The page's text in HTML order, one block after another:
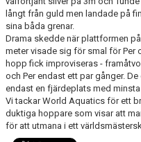
PRESENTKORT
långt från guld men landade på
sina båda grenar.
Drama skedde när plattformen
meter visade sig för smal för Per
hopp fick improviseras -
och Per endast ett par gånger.
endast en fjärdeplats med
Vi tackar World Aquatics för ett
duktiga hoppare som visar att
för att utmana i ett